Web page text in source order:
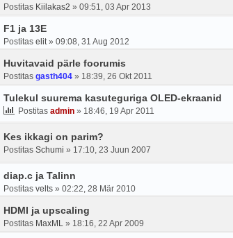
Postitas Kiilakas2 » 09:51, 03 Apr 2013
F1 ja 13E
Postitas elit» 09:08, 31 Aug 2012
Huvitavaid pärle foorumis
Postitas gasth404 » 18:39, 26 Okt 2011
Tulekul suurema kasuteguriga OLED-ekraanid
Postitas admin » 18:46, 19 Apr 2011
Kes ikkagi on parim?
Postitas Schumi » 17:10, 23 Juun 2007
diap.c ja Talinn
Postitas velts » 02:22, 28 Mär 2010
HDMI ja upscaling
Postitas MaxML » 18:16, 22 Apr 2009